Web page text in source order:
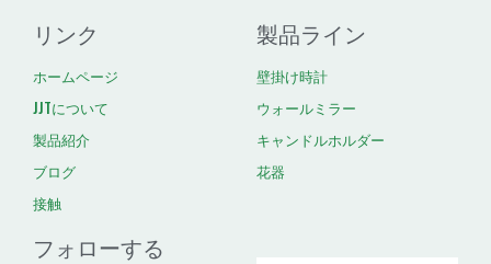
リンク
ホームページ
JJTについて
製品紹介
ブログ
接触
製品ライン
壁掛け時計
ウォールミラー
キャンドルホルダー
花器
フォローする